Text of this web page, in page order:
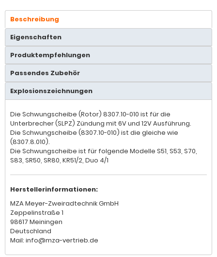
Beschreibung
Eigenschaften
Produktempfehlungen
Passendes Zubehör
Explosionszeichnungen
Die Schwungscheibe (Rotor) 8307.10-010 ist für die
Unterbrecher (SLPZ) Zündung mit 6V und 12V Ausführung.
Die Schwungscheibe (8307.10-010) ist die gleiche wie
(8307.8.010).
Die Schwungscheibe ist für folgende Modelle S51, S53, S70,
S83, SR50, SR80, KR51/2, Duo 4/1
Herstellerinformationen:
MZA Meyer-Zweiradtechnik GmbH
Zeppelinstraße 1
98617 Meiningen
Deutschland
Mail: info@mza-vertrieb.de